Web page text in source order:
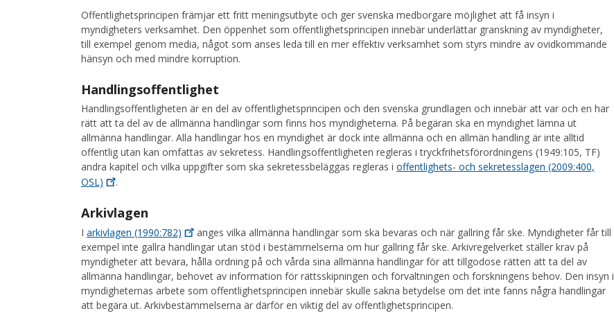
Offentlighetsprincipen främjar ett fritt meningsutbyte och ger svenska medborgare möjlighet att få insyn i
myndigheters verksamhet. Den öppenhet som offentlighetsprincipen innebär underlättar granskning av myndigheter,
till exempel genom media, något som anses leda till en mer effektiv verksamhet som styrs mindre av ovidkommande
hänsyn och med mindre korruption.
Handlingsoffentlighet
Handlingsoffentligheten är en del av offentlighetsprincipen och den svenska grundlagen och innebär att var och en har
rätt att ta del av de allmänna handlingar som finns hos myndigheterna. På begäran ska en myndighet lämna ut
allmänna handlingar. Alla handlingar hos en myndighet är dock inte allmänna och en allmän handling är inte alltid
offentlig utan kan omfattas av sekretess. Handlingsoffentligheten regleras i tryckfrihetsförordningens (1949:105, TF)
andra kapitel och vilka uppgifter som ska sekretessbeläggas regleras i offentlighets- och sekretesslagen (2009:400,
OSL)
.
Arkivlagen
I arkivlagen (1990:782)
anges vilka allmänna handlingar som ska bevaras och när gallring får ske. Myndigheter får till
exempel inte gallra handlingar utan stöd i bestämmelserna om hur gallring får ske. Arkivregelverket ställer krav på
myndigheter att bevara, hålla ordning på och vårda sina allmänna handlingar för att tillgodose rätten att ta del av
allmänna handlingar, behovet av information för rättsskipningen och förvaltningen och forskningens behov. Den insyn i
myndigheternas arbete som offentlighetsprincipen innebär skulle sakna betydelse om det inte fanns några handlingar
att begära ut. Arkivbestämmelserna är därför en viktig del av offentlighetsprincipen.